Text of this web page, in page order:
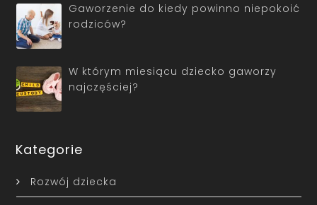
Gaworzenie do kiedy powinno niepokoić
rodziców?
W którym miesiącu dziecko gaworzy
najczęściej?
Kategorie
Rozwój dziecka